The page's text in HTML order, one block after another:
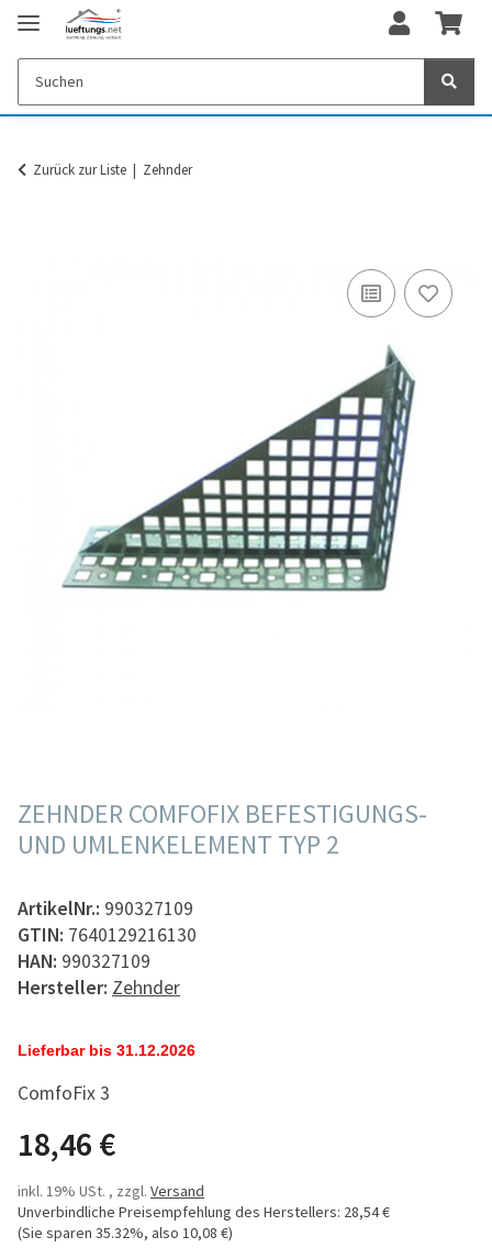
Zurück zur Liste Zehnder
ZEHNDER COMFOFIX BEFESTIGUNGS-
UND UMLENKELEMENT TYP 2
ArtikelNr.: 990327109
GTIN: 7640129216130
HAN: 990327109
Hersteller: Zehnder
Lieferbar bis 31.12.2026
ComfoFix 3
18,46 €
inkl. 19% USt. , zzgl. Versand
Unverbindliche Preisempfehlung des Herstellers: 28,54 €
(Sie sparen 35.32%, also 10,08 €)